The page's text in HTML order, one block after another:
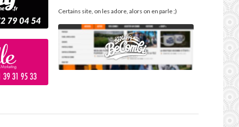
Certains site, on les adore, alors on en parle ;)